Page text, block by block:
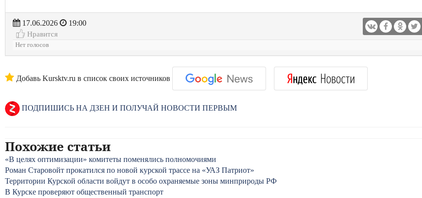
17.06.2026
19:00
Нравится
Нет голосов
Добавь Kursktv.ru в список своих источников
ПОДПИШИСЬ НА ДЗЕН И ПОЛУЧАЙ НОВОСТИ ПЕРВЫМ
Похожие статьи
«В целях оптимизации» комитеты поменялись полномочиями
Роман Старовойт прокатился по новой курской трассе на «УАЗ Патриот»
Территории Курской области войдут в особо охраняемые зоны минприроды РФ
В Курске проверяют общественный транспорт